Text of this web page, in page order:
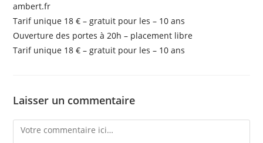
ambert.fr
Tarif unique 18 € – gratuit pour les – 10 ans
Ouverture des portes à 20h – placement libre
Tarif unique 18 € – gratuit pour les – 10 ans
Laisser un commentaire